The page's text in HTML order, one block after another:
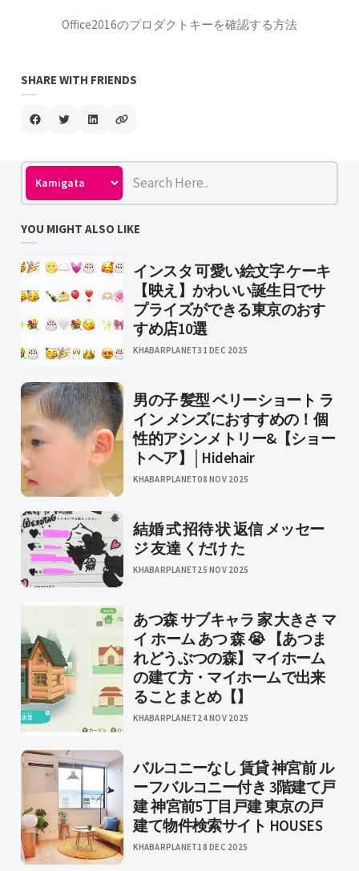
Office2016のプロダクトキーを確認する方法
SHARE WITH FRIENDS
YOU MIGHT ALSO LIKE
インスタ 可愛い絵文字 ケーキ
【映え】かわいい誕生日でサ
プライズができる東京のおす
すめ店10選
KHABARPLANET31 DEC 2025
男の子 髪型 ベリーショート ラ
イン メンズにおすすめの！個
性的アシンメトリー&【ショー
トヘア】│Hidehair
KHABARPLANET08 NOV 2025
結婚 式 招待 状 返信 メッセー
ジ 友達 くだけ た
KHABARPLANET25 NOV 2025
あつ森 サブキャラ 家 大きさ マ
イ ホーム あつ 森 😭 【あつま
れどうぶつの森】マイホーム
の建て方・マイホームで出来
ることまとめ【】
KHABARPLANET24 NOV 2025
バルコニーなし 賃貸 神宮前 ル
ーフバルコニー付き 3階建て戸
建 神宮前5丁目戸建 東京の戸
建て物件検索サイト HOUSES
KHABARPLANET18 DEC 2025